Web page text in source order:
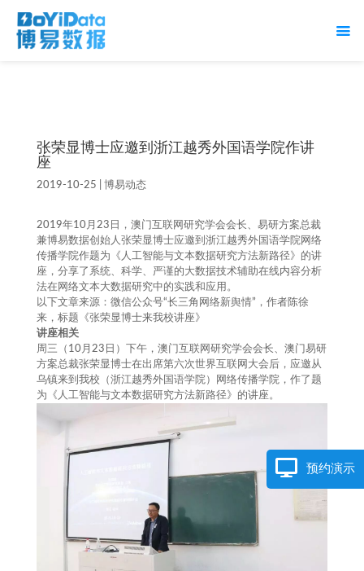
张荣显博士应邀到浙江越秀外国语学院作讲
座
2019-10-25 博易动态
2019年10月23日，澳门互联网研究学会会长、易研方案总裁
兼博易数据创始人张荣显博士应邀到浙江越秀外国语学院网络
传播学院作题为《人工智能与文本数据研究方法新路径》的讲
座，分享了系统、科学、严谨的大数据技术辅助在线内容分析
法在网络文本大数据研究中的实践和应用。
以下文章来源：微信公众号“长三角网络新舆情”，作者陈徐
来，标题《张荣显博士来我校讲座》
讲座相关
周三（10月23日）下午，澳门互联网研究学会会长、澳门易研
方案总裁张荣显博士在出席第六次世界互联网大会后，应邀从
乌镇来到我校（浙江越秀外国语学院）网络传播学院，作了题
为《人工智能与文本数据研究方法新路径》的讲座。
预约演示